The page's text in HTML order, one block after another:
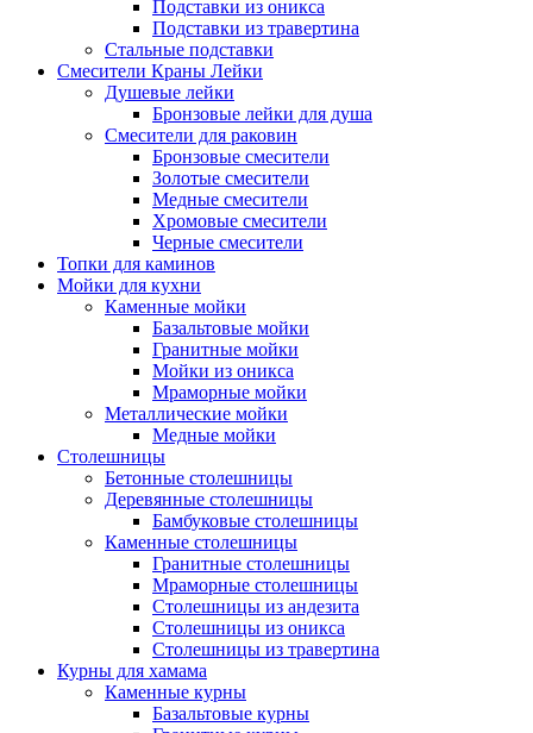
Подставки из оникса
Подставки из травертина
Стальные подставки
Смесители Краны Лейки
Душевые лейки
Бронзовые лейки для душа
Смесители для раковин
Бронзовые смесители
Золотые смесители
Медные смесители
Хромовые смесители
Черные смесители
Топки для каминов
Мойки для кухни
Каменные мойки
Базальтовые мойки
Гранитные мойки
Мойки из оникса
Мраморные мойки
Металлические мойки
Медные мойки
Столешницы
Бетонные столешницы
Деревянные столешницы
Бамбуковые столешницы
Каменные столешницы
Гранитные столешницы
Мраморные столешницы
Столешницы из андезита
Столешницы из оникса
Столешницы из травертина
Курны для хамама
Каменные курны
Базальтовые курны